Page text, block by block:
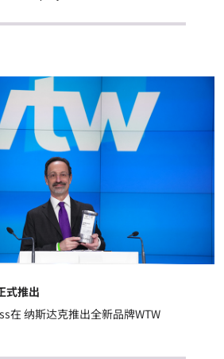
式推出
在 纳斯达克推出全新品牌WTW